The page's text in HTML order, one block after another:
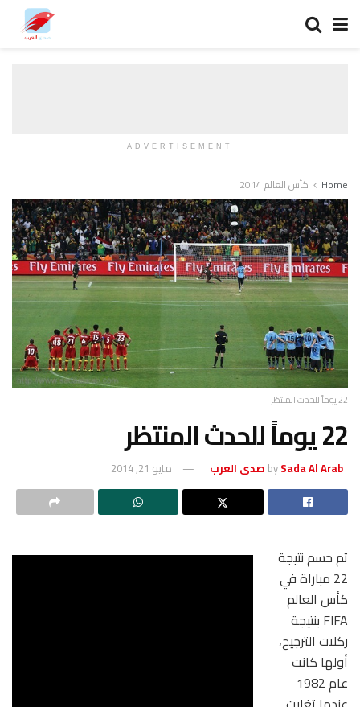
ADVERTISEMENT
Home كأس العالم 2014
22 يوماً للحدث المنتظر
22 يوماً للحدث المنتظر
bySada Al Arab صدى العرب مايو 21, 2014
تم حسم نتيجة
22 مباراة في
كأس العالم
FIFA بنتيجة
ركلات الترجيح،
أولها كانت
عام 1982